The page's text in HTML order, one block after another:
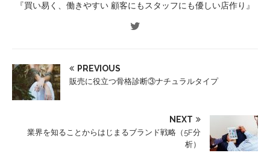
『買い易く、働きやすい 顧客にもスタッフにも優しい店作り』
PREVIOUS
販売に役立つ骨格診断③ナチュラルタイプ
NEXT
業界を知ることからはじまるブランド戦略（5F分
析）